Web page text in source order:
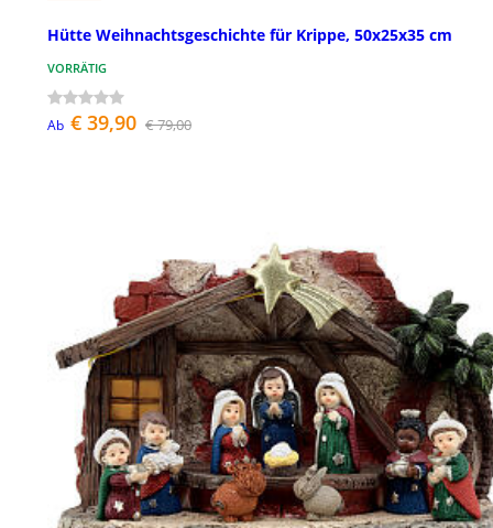
Hütte Weihnachtsgeschichte für Krippe, 50x25x35 cm
VORRÄTIG
Ab € 39,90 € 79,00